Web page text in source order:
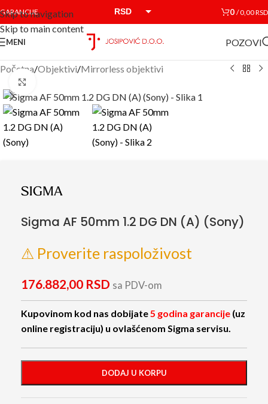
Skip to navigation
Skip to main content
GARANCIJE RSD 0 /0,00RSD
MENI POZOVI
Početna/Objektivi/Mirrorless objektivi
Sigma AF 50mm 1.2 DG DN (A) (Sony)
⚠ Proverite raspoloživost
176.882,00 RSD sa PDV-om
Kupovinom kod nas dobijate5 godina garancije (uz
online registraciju) u ovlašćenom Sigma servisu.
DODAJ U KORPU